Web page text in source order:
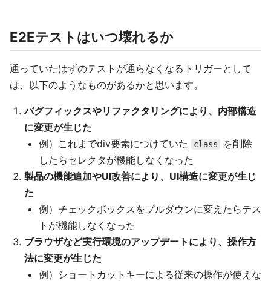
E2Eテストはいつ壊れるか
通っていたはずのテストが通らなくなるトリガーとして
は、以下のようなものがあるかと思います。
バグフィックスやリファクタリングにより、内部構造
に変更が生じた
例）これまでdiv要素につけていた
class
を削除
したらセレクタが機能しなくなった
製品の機能追加やUI改善により、UI構造に変更が生じ
た
例）チェックボックスをプルダウンに変えたらテス
トが機能しなくなった
ブラウザなど実行環境のアップデートにより、操作方
法に変更が生じた
例）ショートカットキーによる従来の操作が使えな